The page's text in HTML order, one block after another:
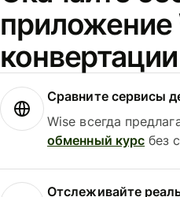
приложение
Сравните сервисы
Wise всегда
обменный курс без
Отслеживайте